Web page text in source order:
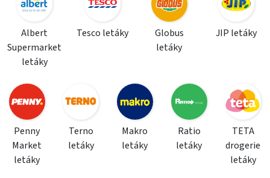
Albert
Supermarket
letáky
Tesco letáky
Globus
letáky
JIP letáky
Penny
Market
letáky
Terno
letáky
Makro
letáky
Ratio
letáky
TETA
drogerie
letáky